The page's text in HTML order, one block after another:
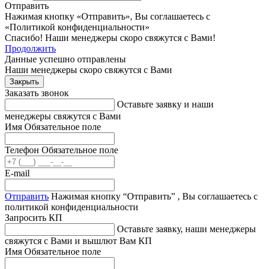
Отправить
Нажимая кнопку «Отправить», Вы соглашаетесь с
«Политикой конфиденциальности»
Спасибо! Наши менеджеры скоро свяжутся с Вами!
Продолжить
Данные успешно отправлены
Наши менеджеры скоро свяжутся с Вами
Закрыть
Заказать звонок
Оставьте заявку и наши
менеджеры свяжутся с Вами
Имя Обязательное поле
Телефон Обязательное поле
E-mail
Отправить Нажимая кнопку “Отправить” , Вы соглашаетесь с
политикой конфиденциальности
Запросить КП
Оставьте заявку, наши менеджеры
свяжутся с Вами и вышлют Вам КП
Имя Обязательное поле